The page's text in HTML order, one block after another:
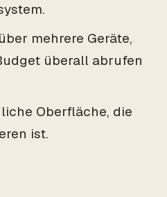
mehrere Geräte,
überall abrufen
Oberfläche, die
ist.